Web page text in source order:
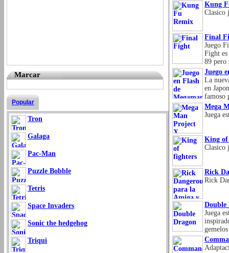
Marcar
Popular
Tron
Galaga
Pac-Man
Puzzle Bobble
Tetris
Space Invaders
Sonic the hedgehog
Triqui
Kung
Clasico
Final
Juego
Fight
89 pero
Juego
La
en
famoso
Mega
Juega
King of
Clasico
Rick
Rick
Double
Juega